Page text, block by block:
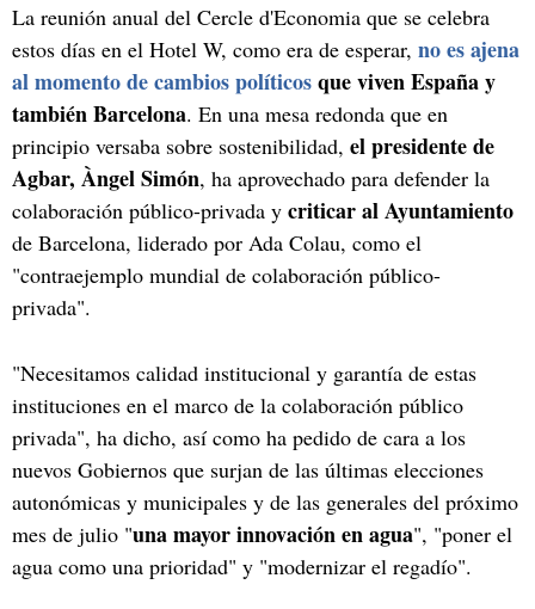
La reunión anual del Cercle d'Economia que se celebra
estos días en el Hotel W, como era de esperar, no es ajena
al momento de cambios políticosque viven España y
también Barcelona. En una mesa redonda que en
principio versaba sobre sostenibilidad, el presidente de
Agbar, Àngel Simón, ha aprovechado para defender la
colaboración público-privada y criticar al Ayuntamiento
de Barcelona, liderado por Ada Colau, como el
"contraejemplo mundial de colaboración público-
privada".
"Necesitamos calidad institucional y garantía de estas
instituciones en el marco de la colaboración público
privada", ha dicho, así como ha pedido de cara a los
nuevos Gobiernos que surjan de las últimas elecciones
autonómicas y municipales y de las generales del próximo
mes de julio "una mayor innovación en agua", "poner el
agua como una prioridad" y "modernizar el regadío".